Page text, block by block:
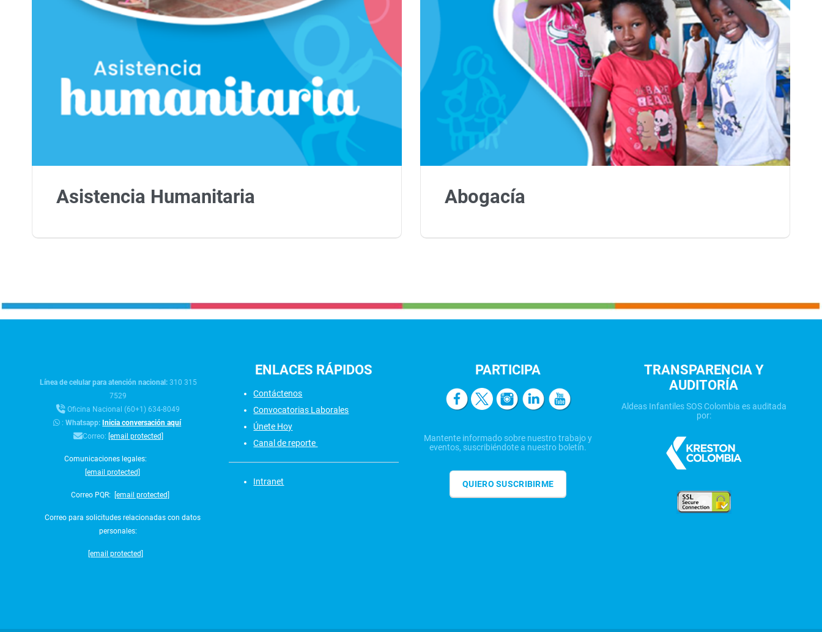
Asistencia Humanitaria Abogacía
Línea de celular para atención nacional: 310 315
7529
Oficina Nacional (60+1) 634-8049
:Whatsapp: Inicia conversación aquí
Correo: [email protected]
Comunicaciones legales:
[email protected]
Correo PQR: [email protected]
Correo para solicitudes relacionadas con datos
personales:
[email protected]
ENLACES RÁPIDOS
Contáctenos
Convocatorias Laborales
Únete Hoy
Canal de reporte
Intranet
PARTICIPA
Mantente informado sobre nuestro trabajo y
eventos, suscribiéndote a nuestro boletín.
QUIERO SUSCRIBIRME
TRANSPARENCIA Y
AUDITORÍA
Aldeas Infantiles SOS Colombia es auditada
por: